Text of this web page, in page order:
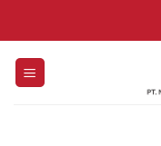
content